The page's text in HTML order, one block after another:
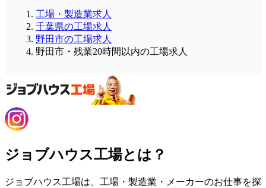
工場・製造業求人
千葉県の工場求人
野田市の工場求人
野田市・残業20時間以内の工場求人
ジョブハウス工場とは？
ジョブハウス工場は、工場・製造業・メーカーのお仕事を探